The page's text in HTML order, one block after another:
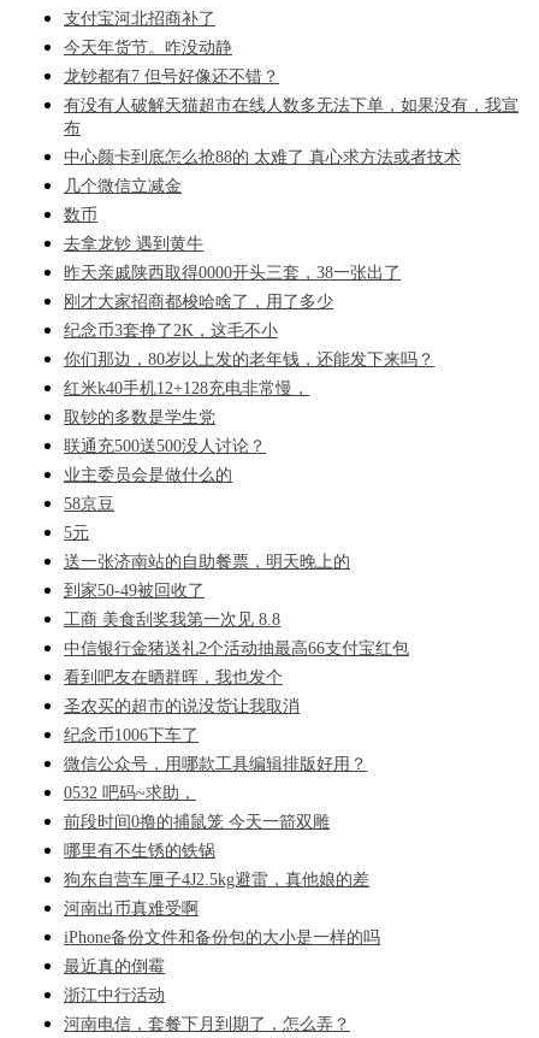
支付宝河北招商补了
今天年货节。咋没动静
龙钞都有7 但号好像还不错？
有没有人破解天猫超市在线人数多无法下单，如果没有，我宣
布
中心颜卡到底怎么抢88的 太难了 真心求方法或者技术
几个微信立减金
数币
去拿龙钞 遇到黄牛
昨天亲戚陕西取得0000开头三套，38一张出了
刚才大家招商都梭哈啥了，用了多少
纪念币3套挣了2K，这毛不小
你们那边，80岁以上发的老年钱，还能发下来吗？
红米k40手机12+128充电非常慢，
取钞的多数是学生党
联通充500送500没人讨论？
业主委员会是做什么的
58京豆
5元
送一张济南站的自助餐票，明天晚上的
到家50-49被回收了
工商 美食刮奖我第一次见 8.8
中信银行金猪送礼2个活动抽最高66支付宝红包
看到吧友在晒群晖，我也发个
圣农买的超市的说没货让我取消
纪念币1006下车了
微信公众号，用哪款工具编辑排版好用？
0532 吧码~求助，
前段时间0撸的捕鼠笼 今天一箭双雕
哪里有不生锈的铁锅
狗东自营车厘子4J2.5kg避雷，真他娘的差
河南出币真难受啊
iPhone备份文件和备份包的大小是一样的吗
最近真的倒霉
浙江中行活动
河南电信，套餐下月到期了，怎么弄？